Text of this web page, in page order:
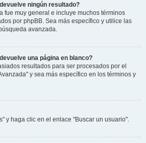
ningún resultado?
fue muy general e incluye muchos términos
por phpBB. Sea más específico y utilice las
avanzada.
una página en blanco?
resultados para ser procesados por el
y sea más específico en los términos y
y haga clic en el enlace "Buscar un usuario".